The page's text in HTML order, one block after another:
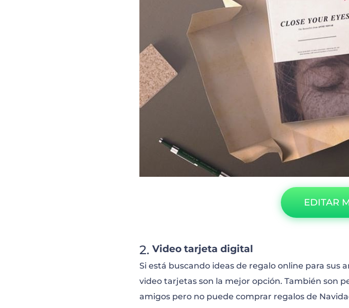
EDITAR
Video tarjeta digital
Si está buscando ideas de regalo online para sus
video tarjetas son la mejor opción. También son
amigos pero no puede comprar regalos de